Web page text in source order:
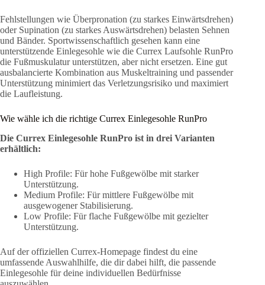
Fehlstellungen wie Überpronation (zu starkes Einwärtsdrehen)
oder Supination (zu starkes Auswärtsdrehen) belasten Sehnen
und Bänder. Sportwissenschaftlich gesehen kann eine
unterstützende Einlegesohle wie die Currex Laufsohle RunPro
die Fußmuskulatur unterstützen, aber nicht ersetzen. Eine gut
ausbalancierte Kombination aus Muskeltraining und passender
Unterstützung minimiert das Verletzungsrisiko und maximiert
die Laufleistung.
Wie wähle ich die richtige Currex Einlegesohle RunPro
Die Currex Einlegesohle RunPro ist in drei Varianten
erhältlich:
High Profile: Für hohe Fußgewölbe mit starker
Unterstützung.
Medium Profile: Für mittlere Fußgewölbe mit
ausgewogener Stabilisierung.
Low Profile: Für flache Fußgewölbe mit gezielter
Unterstützung.
Auf der offiziellen Currex-Homepage findest du eine
umfassende Auswahlhilfe, die dir dabei hilft, die passende
Einlegesohle für deine individuellen Bedürfnisse